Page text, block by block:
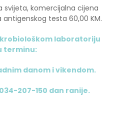
svijeta, komercijalna cijena
antigenskog testa 60,00 KM.
laboratoriju
terminu:
danom i vikendom.
207-150 dan ranije.